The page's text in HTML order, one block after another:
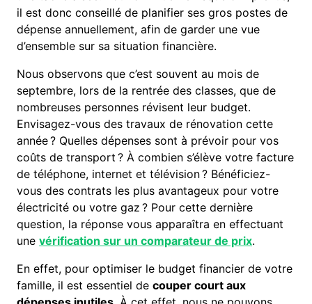
il est donc conseillé de planifier ses gros postes de
dépense annuellement, afin de garder une vue
d’ensemble sur sa situation financière.
Nous observons que c’est souvent au mois de
septembre, lors de la rentrée des classes, que de
nombreuses personnes révisent leur budget.
Envisagez-vous des travaux de rénovation cette
année ? Quelles dépenses sont à prévoir pour vos
coûts de transport ? À combien s’élève votre facture
de téléphone, internet et télévision ? Bénéficiez-
vous des contrats les plus avantageux pour votre
électricité ou votre gaz ? Pour cette dernière
question, la réponse vous apparaîtra en effectuant
unevérification sur un comparateur de prix.
En effet, pour optimiser le budget financier de votre
famille, il est essentiel decouper court aux